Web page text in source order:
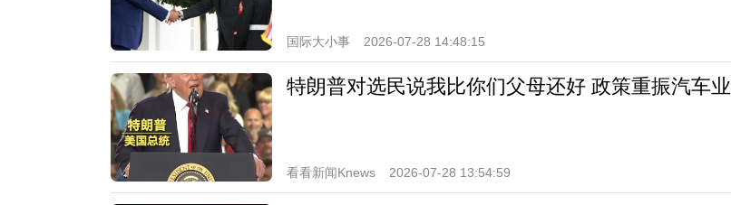
国际大小事 2026-07-28 14:48:15
特朗普对选民说我比你们父母还好 政策重振汽车业
看看新闻Knews 2026-07-28 13:54:59